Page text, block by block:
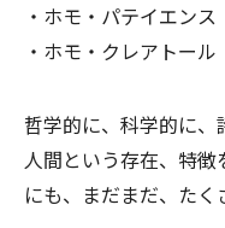
・ホモ・パテイエンス
・ホモ・クレアトール
哲学的に、科学的に、
人間という存在、特
にも、まだまだ、たく